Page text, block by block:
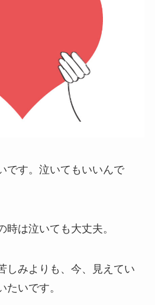
です。泣いてもいいんで
は泣いても大丈夫。
みよりも、今、見えてい
いです。